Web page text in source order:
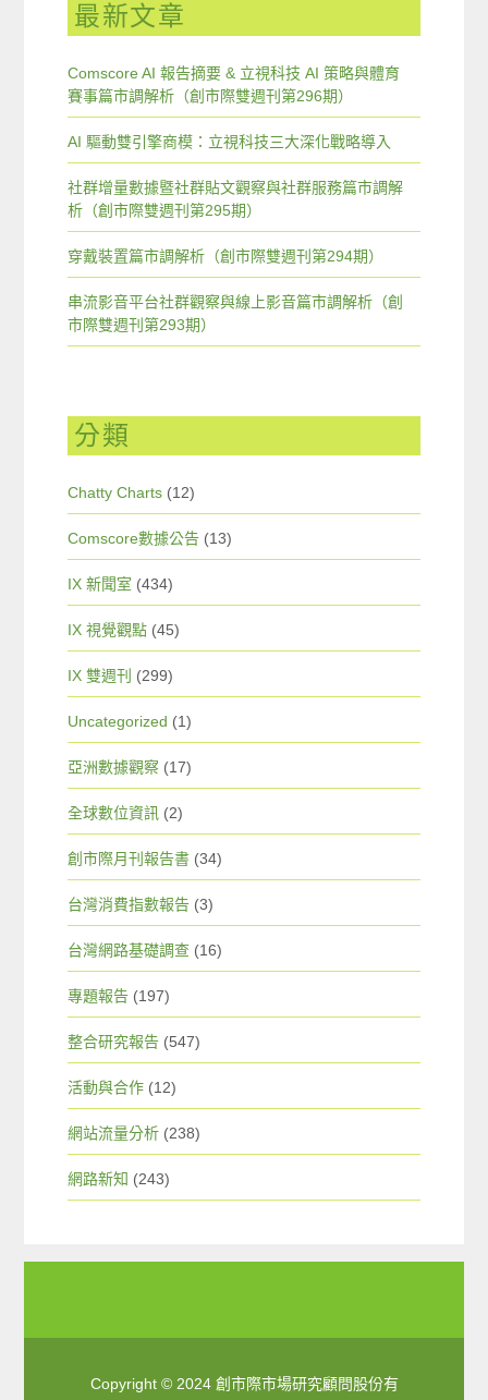
最新文章
Comscore AI 報告摘要 & 立視科技 AI 策略與體育
賽事篇市調解析（創市際雙週刊第296期）
AI 驅動雙引擎商模：立視科技三大深化戰略導入
社群增量數據暨社群貼文觀察與社群服務篇市調解
析（創市際雙週刊第295期）
穿戴裝置篇市調解析（創市際雙週刊第294期）
串流影音平台社群觀察與線上影音篇市調解析（創
市際雙週刊第293期）
分類
Chatty Charts (12)
Comscore數據公告 (13)
IX 新聞室 (434)
IX 視覺觀點 (45)
IX 雙週刊 (299)
Uncategorized (1)
亞洲數據觀察 (17)
全球數位資訊 (2)
創市際月刊報告書 (34)
台灣消費指數報告 (3)
台灣網路基礎調查 (16)
專題報告 (197)
整合研究報告 (547)
活動與合作 (12)
網站流量分析 (238)
網路新知 (243)
Copyright © 2024 創市際市場研究顧問股份有